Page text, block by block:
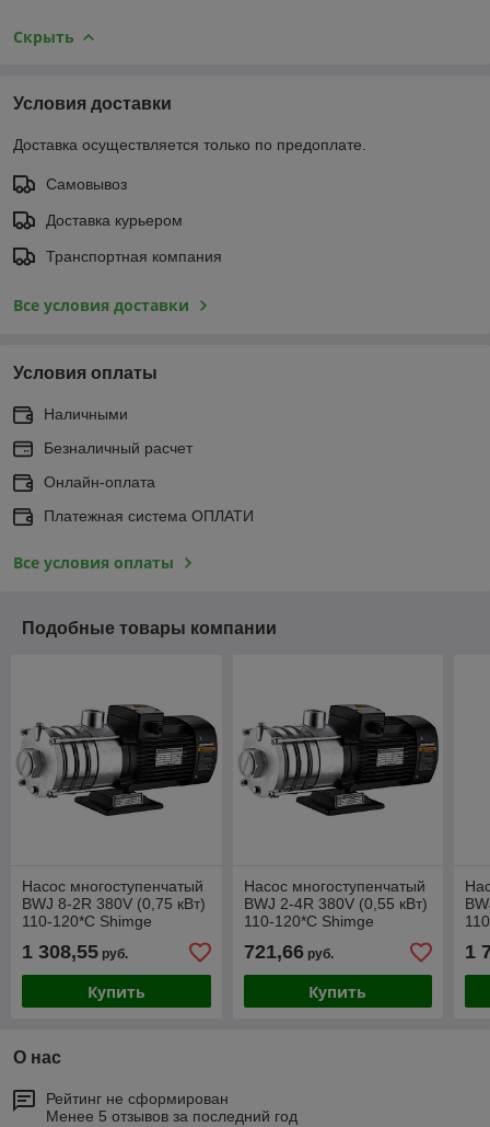
Скрыть
Условия доставки
Доставка осуществляется только по предоплате.
Самовывоз
Доставка курьером
Транспортная компания
Все условия доставки
Условия оплаты
Наличными
Безналичный расчет
Онлайн-оплата
Платежная система ОПЛАТИ
Все условия оплаты
Подобные товары компании
Насос многоступенчатый
BWJ 8-2R 380V (0,75 кВт)
110-120*C Shimge
1 308,55 руб.
Купить
Насос многоступенчатый
BWJ 2-4R 380V (0,55 кВт)
110-120*C Shimge
721,66руб.
Купить
1
О нас
Рейтинг не сформирован
Менее 5 отзывов за последний год